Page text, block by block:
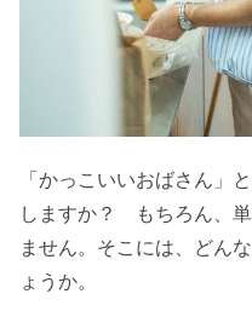
「かっこいいおばさん」
しますか？ もちろん、
ません。そこには、どん
ょうか。